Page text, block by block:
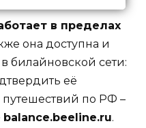
в пределах
она доступна и
билайновской сети:
её
по РФ –
balance.beeline.ru.